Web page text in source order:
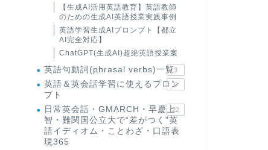
【生成AI活用英語教育】英語教師
のための生成AI英語授業実践事例
英語学習生成AIプロンプト【都立
AI完全対応】
ChatGPT(生成AI)超絶英語授業案
英語句動詞(phrasal verbs)一覧3
英語＆英会話学習に使えるプロン
プト
6
日常英会話・GMARCH・早慶上
智・難関国公立大で“差がつく”英
語イディオム・ことわざ・口語表
現365
22